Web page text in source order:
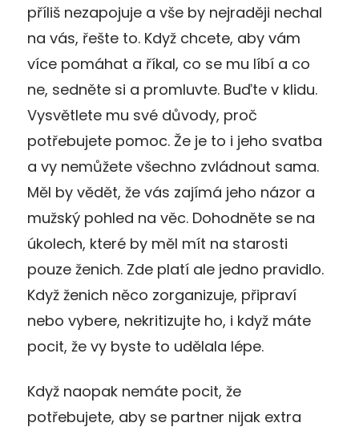
příliš nezapojuje a vše by nejraději nechal
na vás, řešte to. Když chcete, aby vám
více pomáhat a říkal, co se mu líbí a co
ne, sedněte si a promluvte. Buďte v klidu.
Vysvětlete mu své důvody, proč
potřebujete pomoc. Že je to i jeho svatba
a vy nemůžete všechno zvládnout sama.
Měl by vědět, že vás zajímá jeho názor a
mužský pohled na věc. Dohodněte se na
úkolech, které by měl mít na starosti
pouze ženich. Zde platí ale jedno pravidlo.
Když ženich něco zorganizuje, připraví
nebo vybere, nekritizujte ho, i když máte
pocit, že vy byste to udělala lépe.
Když naopak nemáte pocit, že
potřebujete, aby se partner nijak extra